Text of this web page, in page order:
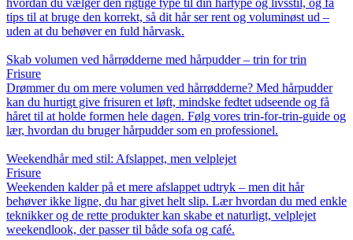
tips til at bruge den korrekt, så dit hår ser rent og voluminøst ud –
uden at du behøver en fuld hårvask.
Skab volumen ved hårrødderne med hårpudder – trin for trin
Frisure
Drømmer du om mere volumen ved hårrødderne? Med hårpudder
kan du hurtigt give frisuren et løft, mindske fedtet udseende og få
håret til at holde formen hele dagen. Følg vores trin-for-trin-guide og
lær, hvordan du bruger hårpudder som en professionel.
Weekendhår med stil: Afslappet, men velplejet
Frisure
Weekenden kalder på et mere afslappet udtryk – men dit hår
behøver ikke ligne, du har givet helt slip. Lær hvordan du med enkle
teknikker og de rette produkter kan skabe et naturligt, velplejet
weekendlook, der passer til både sofa og café.